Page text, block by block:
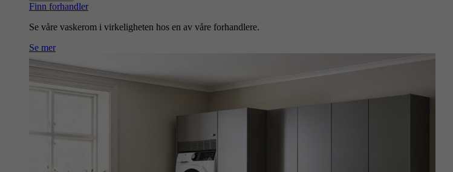
Finn forhandler
Se våre vaskerom i virkeligheten hos en av våre forhandlere.
Se mer